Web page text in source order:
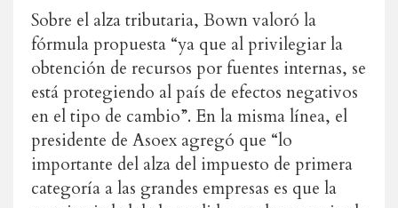
Sobre el alza tributaria, Bown valoró la
fórmula propuesta “ya que al privilegiar la
obtención de recursos por fuentes internas, se
está protegiendo al país de efectos negativos
en el tipo de cambio”. En la misma línea, el
presidente de Asoex agregó que “lo
importante del alza del impuesto de primera
categoría a las grandes empresas es que la